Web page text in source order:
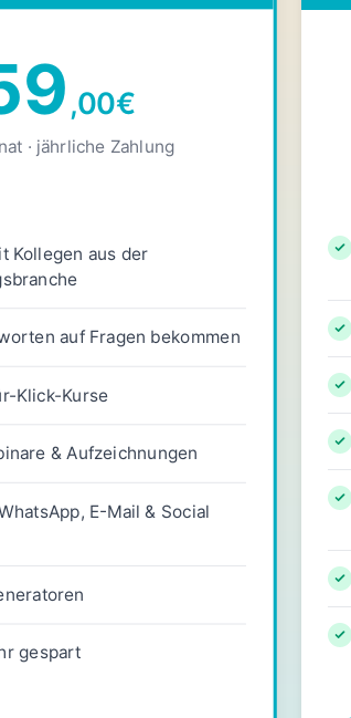
,00€
· jährliche Zahlung
Kollegen aus der
auf Fragen bekommen
Klick-Kurse
& Aufzeichnungen
E-Mail & Social
gespart